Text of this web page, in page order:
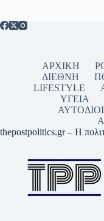
ΑΡΧΙΚΗ
ΔΙΕΘΝΗ
LIFESTYLE
ΥΓΕΙΑ
thepostpolitics.gr – Η